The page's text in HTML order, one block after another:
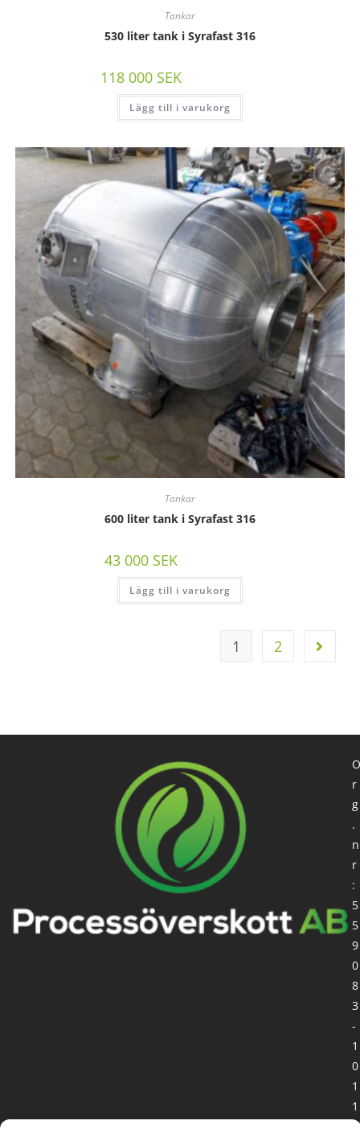
Tankar
530 liter tank i Syrafast 316
118 000 SEK
Lägg till i varukorg
Tankar
600 liter tank i Syrafast 316
43 000 SEK
Lägg till i varukorg
1 2
O
r
g
.
n
r
:
5
5
9
0
8
3
-
1
0
1
1